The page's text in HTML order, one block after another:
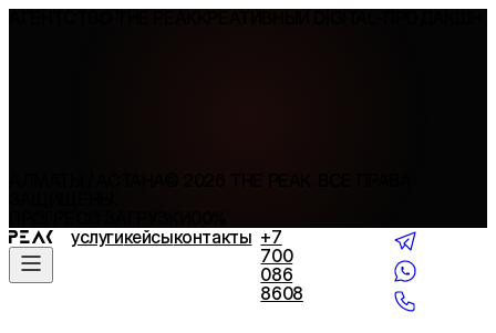
услугикейсыконтакты +7
700
086
8608